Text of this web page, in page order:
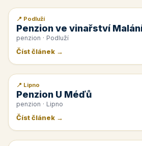
📰 PR článek
📍 Podluží
Penzion ve vinařství
penzion · Podluží
Číst článek →
📰 PR článek
📍 Lipno
Penzion U Méďů
penzion · Lipno
Číst článek →